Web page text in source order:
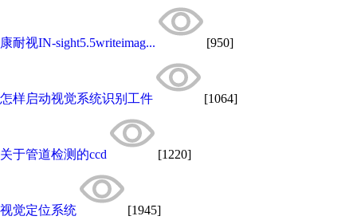
康耐视IN-sight5.5writeimag... [950]
怎样启动视觉系统识别工件 [1064]
关于管道检测的ccd [1220]
视觉定位系统 [1945]